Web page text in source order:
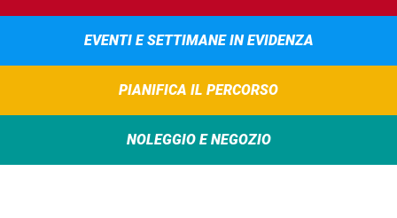
EVENTI E SETTIMANE IN EVIDENZA
PIANIFICA IL PERCORSO
NOLEGGIO E NEGOZIO